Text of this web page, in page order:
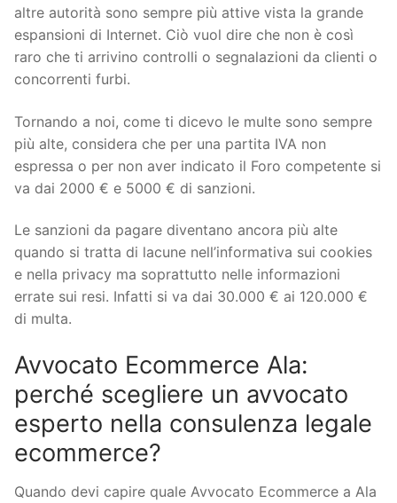
altre autorità sono sempre più attive vista la grande
espansioni di Internet. Ciò vuol dire che non è così
raro che ti arrivino controlli o segnalazioni da clienti o
concorrenti furbi.
Tornando a noi, come ti dicevo le multe sono sempre
più alte, considera che per una partita IVA non
espressa o per non aver indicato il Foro competente si
va dai 2000 € e 5000 € di sanzioni.
Le sanzioni da pagare diventano ancora più alte
quando si tratta di lacune nell’informativa sui cookies
e nella privacy ma soprattutto nelle informazioni
errate sui resi. Infatti si va dai 30.000 € ai 120.000 €
di multa.
Avvocato Ecommerce Ala:
perché scegliere un avvocato
esperto nella consulenza legale
ecommerce?
Quando devi capire quale Avvocato Ecommerce a Ala